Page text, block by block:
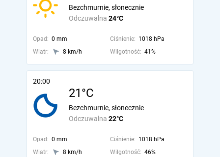
Odczuwalna 24°C
Bezchmurnie, słonecznie
Opad: 0 mm Ciśnienie: 1018 hPa
Wiatr:
8 km/h Wilgotność: 41%
20:00
21°C
Odczuwalna 22°C
Bezchmurnie, słonecznie
Opad: 0 mm Ciśnienie: 1018 hPa
Wiatr:
8 km/h Wilgotność: 46%